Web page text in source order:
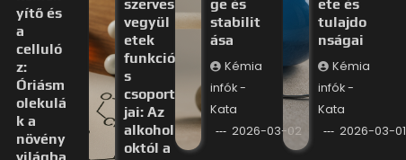
yítő és
a
celluló
z:
Óriásm
olekulá
k a
növény
világba
szerves
vegyül
etek
funkció
s
csoport
jai: Az
alkohol
októl a
ge és
stabilit
ása
Kémia
infók -
Kata
2026-03-02
ete és
tulajdo
nságai
Kémia
infók -
Kata
2026-03-01